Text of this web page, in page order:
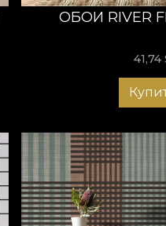
ОБОИ RIVER
41,74